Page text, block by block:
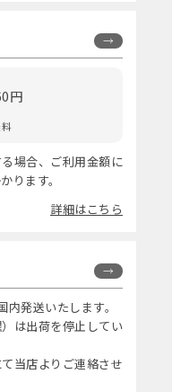
円
場合、ご利用金額に
ります。
詳細はこちら
発送いたします。
は出荷を停止してい
当店よりご連絡させ